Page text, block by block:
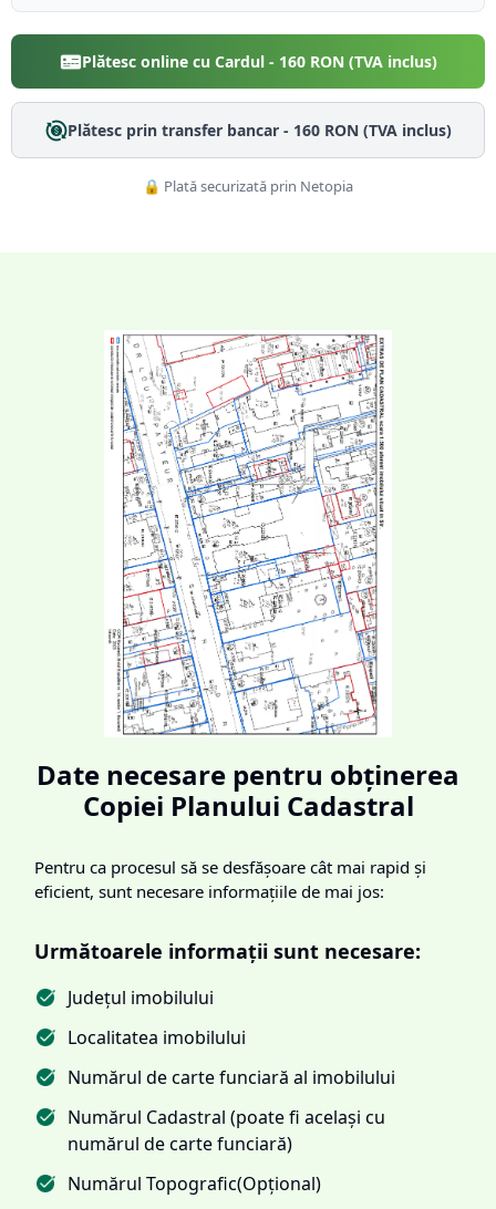
Plătesc online cu Cardul - 160RON (TVA inclus)
Plătesc prin transfer bancar - 160RON (TVA inclus)
🔒 Plată securizată prin Netopia
Date necesare pentru obținerea
Copiei Planului Cadastral
Pentru ca procesul să se desfășoare cât mai rapid și
eficient, sunt necesare informațiile de mai jos:
Următoarele informații sunt necesare:
Județul imobilului
Localitatea imobilului
Numărul de carte funciară al imobilului
Numărul Cadastral (poate fi același cu
numărul de carte funciară)
Numărul Topografic(Opțional)